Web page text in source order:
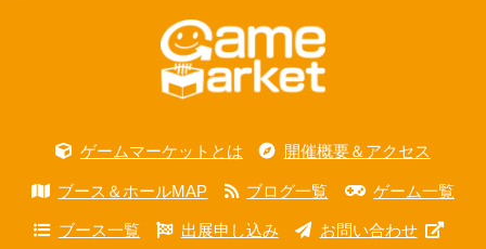
ゲームマーケットとは 開催概要＆アクセス
ブース＆ホールMAP ブログ一覧 ゲーム一覧
ブース一覧 出展申し込み お問い合わせ